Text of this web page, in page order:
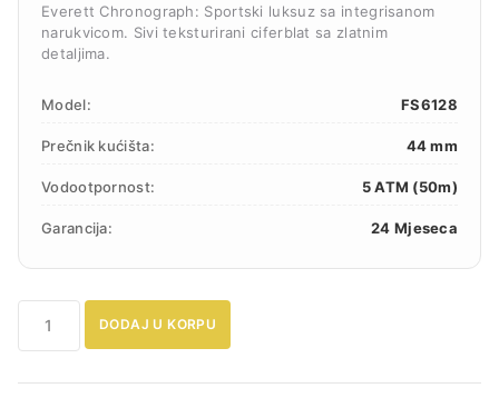
Everett Chronograph: Sportski luksuz sa integrisanom
narukvicom. Sivi teksturirani ciferblat sa zlatnim
detaljima.
Model: FS6128
Prečnik kućišta: 44 mm
Vodootpornost: 5 ATM (50m)
Garancija: 24 Mjeseca
DODAJ U KORPU